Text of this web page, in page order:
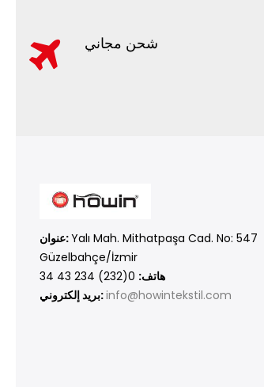
شحن مجاني
عنوان:Yalı Mah. Mithatpaşa Cad. No: 547
Güzelbahçe/İzmir
هاتف:
بريد إلكتروني:info@howintekstil.com